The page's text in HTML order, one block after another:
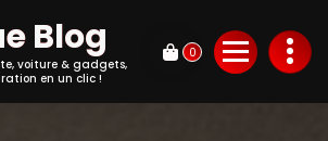
Blog
voiture & gadgets,
en un clic !
0